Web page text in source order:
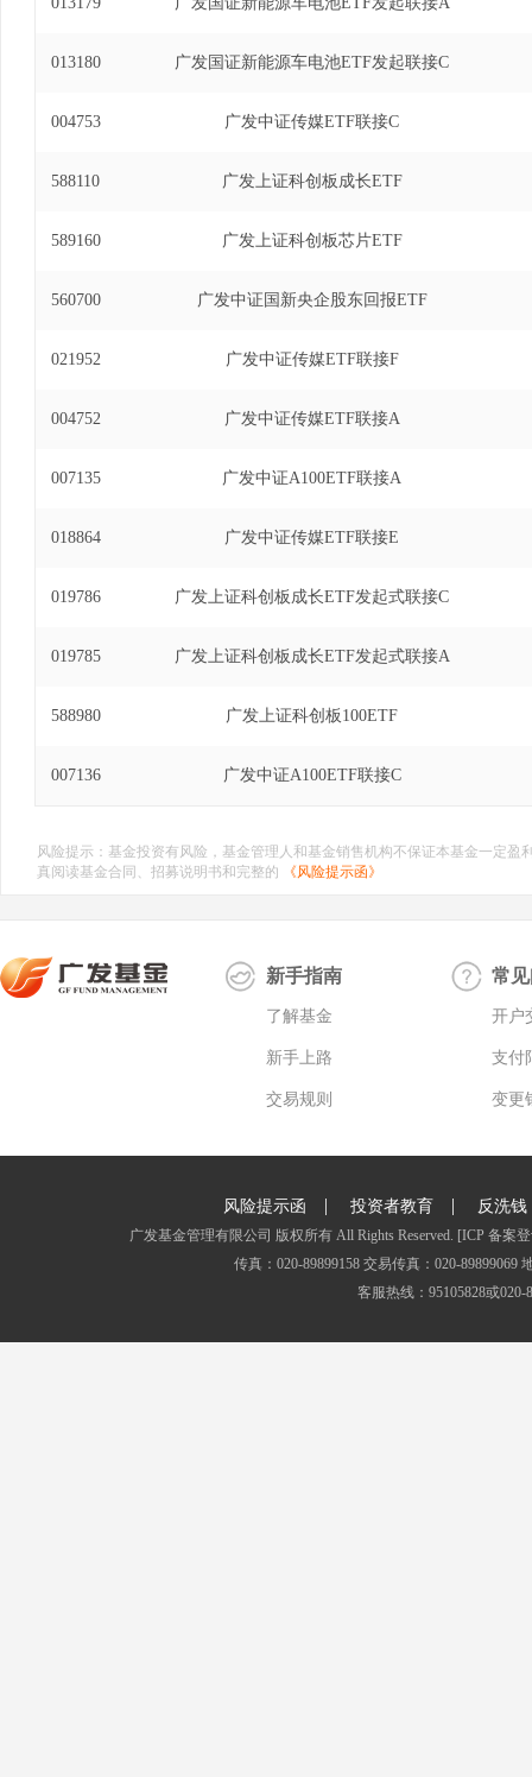
013180 广发国证新能源车电池ETF发起联接C
004753 广发中证传媒ETF联接C
588110 广发上证科创板成长ETF
589160 广发上证科创板芯片ETF
560700 广发中证国新央企股东回报ETF
021952 广发中证传媒ETF联接F
004752 广发中证传媒ETF联接A
007135 广发中证A100ETF联接A
018864 广发中证传媒ETF联接E
019786 广发上证科创板成长ETF发起式联接C
019785 广发上证科创板成长ETF发起式联接A
588980 广发上证科创板100ETF
007136 广发中证A100ETF联接C
风险提示：基金投资有风险，基金管理人和基金销售机构不保证本基金一定
真阅读基金合同、招募说明书和完整的
《风险提示函》
新手指南
了解基金
新手上路
交易规则
常
开户
支付
变更
风险提示函 | 投资者教育 | 反洗钱
广发基金管理有限公司 版权所有 All Rights Reserved. [ICP 备案
传真：020-89899158 交易传真：020-
客服热线：95105828或020-